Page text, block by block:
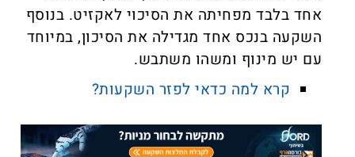
אחד בלבד מפחיתה את הסיכוי לאקזיט. בנוסף
השקעה בנכס אחד מגדילה את הסיכון, במיוחד
עם יש מינוף ומשהו משתבש.
קרא למה כדאי לפזר השקעות?